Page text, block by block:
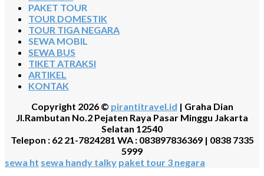
PAKET TOUR
TOUR DOMESTIK
TOUR TIGA NEGARA
SEWA MOBIL
SEWA BUS
TIKET ATRAKSI
ARTIKEL
KONTAK
Copyright 2026 © pirantitravel.id | Graha Dian
Jl.Rambutan No.2 Pejaten Raya Pasar Minggu Jakarta
Selatan 12540
Telepon : 62 21-7824281 WA : 083897836369 | 0838 7335
5999
sewa ht sewa handy talky paket tour 3 negara